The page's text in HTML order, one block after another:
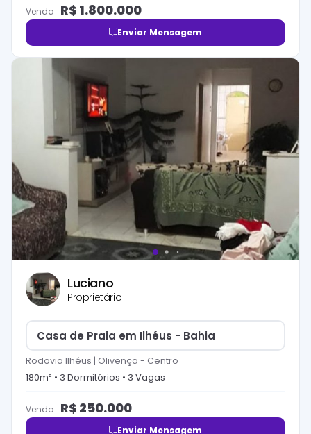
Venda R$ 1.800.000
Enviar Mensagem
Luciano
Proprietário
Casa de Praia em Ilhéus - Bahia
Rodovia Ilhéus | Olivença - Centro
180m² • 3 Dormitórios • 3 Vagas
Venda R$ 250.000
Enviar Mensagem